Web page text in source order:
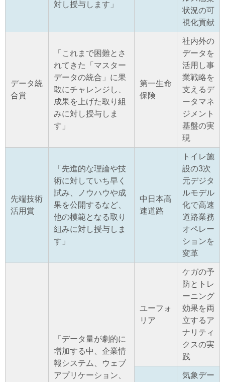
対し授与します」
状況の可
視化貢献
データ統
合賞
「これまで困難とさ
れてきた「マスター
データの統合」に果
敢にチャレンジし、
成果を上げた取り組
みに対し授与しま
す」
第一生命
保険
社内外の
データを
活用し事
業戦略を
支えるデ
ータマネ
ジメント
基盤の実
現
先端技術
活用賞
「先進的な理論や技
術に対していち早く
試み、ノウハウや成
果を公開するなど、
他の模範となる取り
組みに対し授与しま
す」
中日本高
速道路
トイレ施
設の3次
元デジタ
ルモデル
化で高速
道路業務
オペレー
ションを
変革
「データ量が劇的に
増加する中、企業情
報システム、ウェブ
アプリケーション、
ユーフォ
リア
ケガの予
防とトレ
ーニング
効果を両
立するア
ナリティ
クスの実
践
気象デー